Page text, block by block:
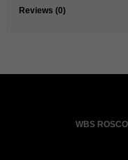
Reviews (0)
WBS